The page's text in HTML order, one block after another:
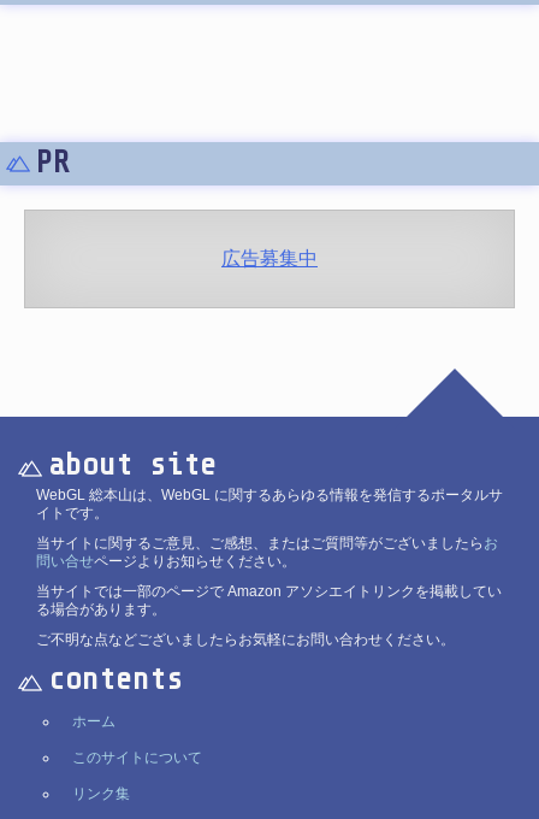
PR
広告募集中
about site
WebGL 総本山は、WebGL に関するあらゆる情報を発信するポータルサ
イトです。
当サイトに関するご意見、ご感想、またはご質問等がございましたら お
問い合せページよりお知らせください。
当サイトでは一部のページで Amazon アソシエイトリンクを掲載してい
る場合があります。
ご不明な点などございましたらお気軽にお問い合わせください。
contents
ホーム
このサイトについて
リンク集